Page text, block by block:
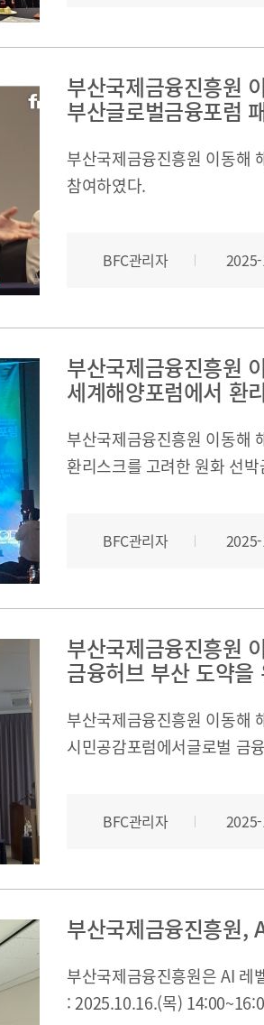
주관: 부산국제금융진흥원
부산국제금융진흥원
부산글로벌금융포럼
부산국제금융진흥원 이동해
참여하였다.
BFC관리자
부산국제금융진흥원
세계해양포럼에서 환
부산국제금융진흥원 이동해
환리스크를 고려한 원화 선
BFC관리자
부산국제금융진흥원
금융허브 부산 도약
부산국제금융진흥원 이동해
시민공감포럼에서글로벌 금
BFC관리자
부산국제금융진흥원,
부산국제금융진흥원은 AI
: 2025.10.16.(목)